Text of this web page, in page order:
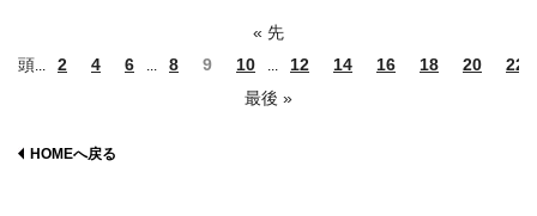
« 先
頭
2 4 6 8 9 10 12 14 16 18 20
22
最後 »
HOMEへ戻る